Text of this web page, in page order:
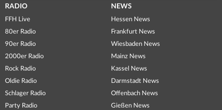
RADIO
FFH Live
80er Radio
90er Radio
2000er Radio
Rock Radio
Oldie Radio
Schlager Radio
Party Radio
NEWS
Hessen News
Frankfurt News
Wiesbaden News
Mainz News
Kassel News
Darmstadt News
Offenbach News
Gießen News